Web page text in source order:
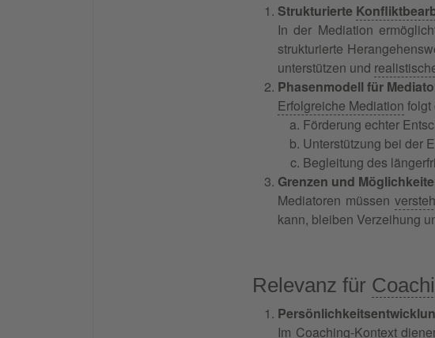
Strukturierte
In der Mediation
strukturierte
unterstützen und
Phasenmodell für
Erfolgreiche Mediation folgt
Förderung echter
Unterstützung bei der
Begleitung des
Grenzen und
Mediatoren müssen
kann, bleiben Verzeihung
Relevanz für
Im Coaching-Kontext